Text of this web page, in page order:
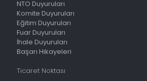
NTO Duyuruları
Komite Duyuruları
Eğitim Duyuruları
Fuar Duyuruları
İhale Duyuruları
Başarı Hikayeleri
Ticaret Noktası